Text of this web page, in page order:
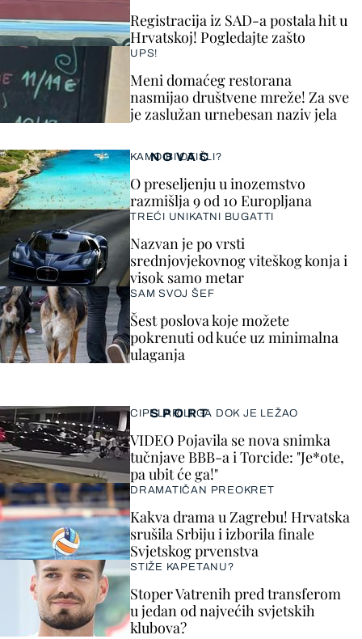
Registracija iz SAD-a postala hit u
Hrvatskoj! Pogledajte zašto
UPS!
Meni domaćeg restorana
nasmijao društvene mreže! Za sve
je zaslužan urnebesan naziv jela
SPORT
CIPELARILI GA DOK JE LEŽAO
VIDEO Pojavila se nova snimka
tučnjave BBB-a i Torcide: "Je*ote,
pa ubit će ga!"
DRAMATIČAN PREOKRET
Kakva drama u Zagrebu! Hrvatska
srušila Srbiju i izborila finale
Svjetskog prvenstva
STIŽE KAPETANU?
Stoper Vatrenih pred transferom
u jedan od najvećih svjetskih
klubova?
NOVAC
KAMO BI OTIŠLI?
O preseljenju u inozemstvo
razmišlja 9 od 10 Europljana
TREĆI UNIKATNI BUGATTI
Nazvan je po vrsti
srednjovjekovnog viteškog konja i
visok samo metar
SAM SVOJ ŠEF
Šest poslova koje možete
pokrenuti od kuće uz minimalna
ulaganja